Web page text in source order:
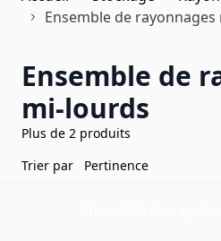
Ensemble de
Ensemble de
mi-lourds
Plus de 2 produits
Trier par